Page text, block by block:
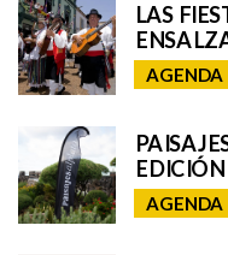
LAS
AGENDA
AGENDA